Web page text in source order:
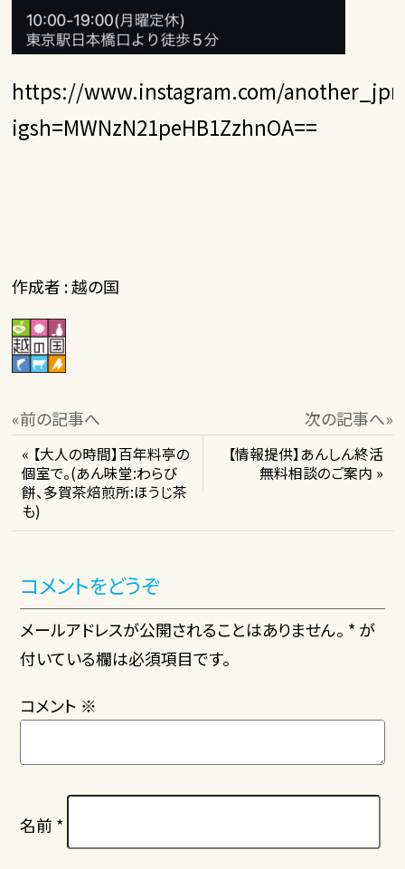
https://www.instagram.com/
igsh=MWNzN21peHB1ZzhnOA==
作成者 : 越の国
«前の記事へ 次の記事へ»
« 【大人の時間】百年料亭の
個室で。(あん味堂:わらび
餅、多賀茶焙煎所:ほうじ茶
も)
【情報提供】あんしん終活
無料相談のご案内 »
コメントをどうぞ
メールアドレスが公開されることはありません。 * が
付いている欄は必須項目です。
コメント ※
名前 *